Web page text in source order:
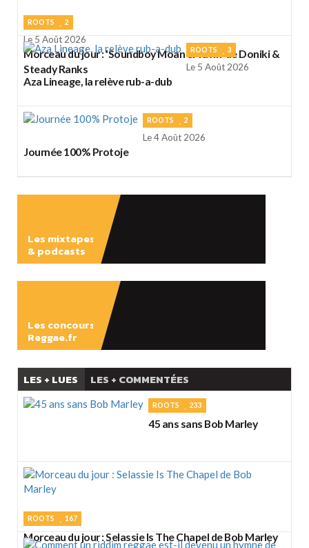
ROOTS 2
Le 5 Août 2026
Morceau du jour : 'Soundboy Moan & Yawn' de Doniki &
Steady Ranks
ROOTS 3
Le 5 Août 2026
Aza Lineage, la relève rub-a-dub
ROOTS 2
Le 4 Août 2026
Journée 100% Protoje
Les mixtapes
& podcasts
Les concours
Reggae.fr
LES + LUES LES + COMMENTÉES
ROOTS 233
45 ans sans Bob Marley
ROOTS 167
Morceau du jour : Selassie Is The Chapel de Bob Marley